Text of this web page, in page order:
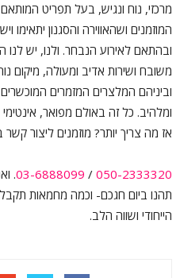
מרכזי, נוח ונגיש, בעל תפריט
המוזמנים ושהאווירה והסגנון יתאימו
ובהתאם לאירוע הנבחר. ולנו, יש לנו
משובח ושירות אדיב ומעולה, מיקום
וביניהם המלצרים המזמרים
ומלהיב. כל זה באולם מפואר,
אז מה צריך יותר? מוזמנים ליצור
050-2333320
/
03-6888099
.
תהנו ביום חגכם- וכמה מחמאות
הייחודי ושווה הלב.